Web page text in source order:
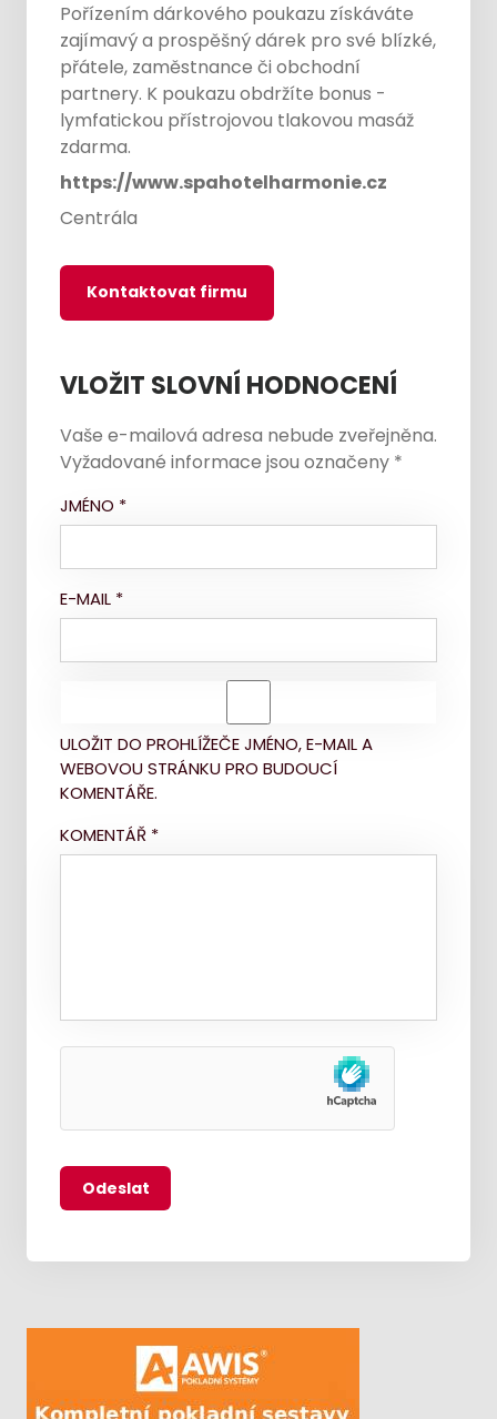
Pořízením dárkového poukazu získáváte
zajímavý a prospěšný dárek pro své blízké,
přátele, zaměstnance či obchodní
partnery. K poukazu obdržíte bonus -
lymfatickou přístrojovou tlakovou masáž
zdarma.
https://www.spahotelharmonie.cz
Centrála
Kontaktovat firmu
VLOŽIT SLOVNÍ HODNOCENÍ
Vaše e-mailová adresa nebude zveřejněna.
Vyžadované informace jsou označeny *
JMÉNO *
E-MAIL *
ULOŽIT DO PROHLÍŽEČE JMÉNO, E-MAIL A
WEBOVOU STRÁNKU PRO BUDOUCÍ
KOMENTÁŘE.
KOMENTÁŘ *